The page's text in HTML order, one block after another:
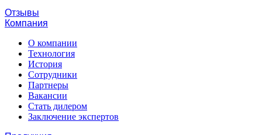
Отзывы
Компания
О компании
Технология
История
Сотрудники
Партнеры
Вакансии
Стать дилером
Заключение экспертов